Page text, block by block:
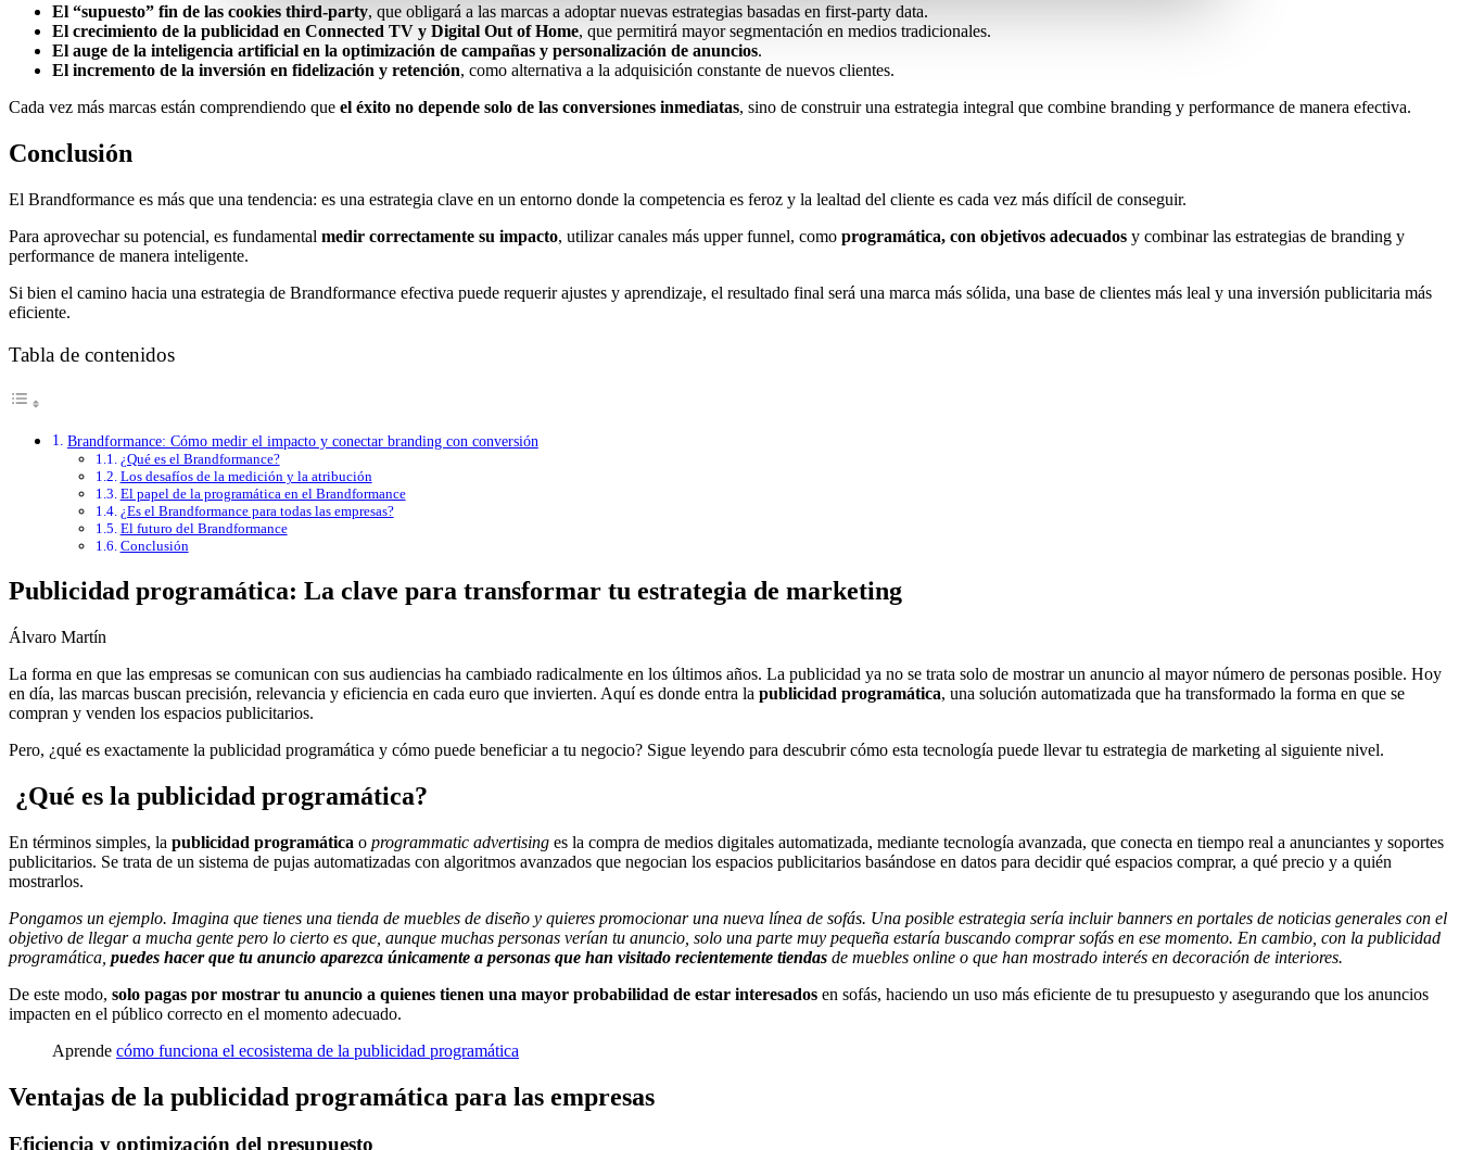
El “supuesto” fin de las cookies third-party, que obligará a las marcas a adoptar nuevas estrategias basadas en first-party data.
El crecimiento de la publicidad en Connected TV y Digital Out of Home, que permitirá mayor segmentación en medios tradicionales.
El auge de la inteligencia artificial en la optimización de campañas y personalización de anuncios.
El incremento de la inversión en fidelización y retención, como alternativa a la adquisición constante de nuevos clientes.
Cada vez más marcas están comprendiendo que el éxito no depende solo de las conversiones inmediatas, sino de construir una estrategia integral que combine branding y performance de manera efectiva.
Conclusión
El Brandformance es más que una tendencia: es una estrategia clave en un entorno donde la competencia es feroz y la lealtad del cliente es cada vez más difícil de conseguir.
Para aprovechar su potencial, es fundamental medir correctamente su impacto, utilizar canales más upper funnel, como programática, con objetivos adecuados y combinar las estrategias de branding y
performance de manera inteligente.
Si bien el camino hacia una estrategia de Brandformance efectiva puede requerir ajustes y aprendizaje, el resultado final será una marca más sólida, una base de clientes más leal y una inversión publicitaria más
eficiente.
Tabla de contenidos
Brandformance: Cómo medir el impacto y conectar branding con conversión
¿Qué es el Brandformance?
Los desafíos de la medición y la atribución
El papel de la programática en el Brandformance
¿Es el Brandformance para todas las empresas?
El futuro del Brandformance
Conclusión
Publicidad programática: La clave para transformar tu estrategia de marketing
Álvaro Martín
La forma en que las empresas se comunican con sus audiencias ha cambiado radicalmente en los últimos años. La publicidad ya no se trata solo de mostrar un anuncio al mayor número de personas posible. Hoy
en día, las marcas buscan precisión, relevancia y eficiencia en cada euro que invierten. Aquí es donde entra la publicidad programática, una solución automatizada que ha transformado la forma en que se
compran y venden los espacios publicitarios.
Pero, ¿qué es exactamente la publicidad programática y cómo puede beneficiar a tu negocio? Sigue leyendo para descubrir cómo esta tecnología puede llevar tu estrategia de marketing al siguiente nivel.
¿Qué es la publicidad programática?
En términos simples, la publicidad programática o programmatic advertising es la compra de medios digitales automatizada, mediante tecnología avanzada, que conecta en tiempo real a anunciantes y soportes
publicitarios. Se trata de un sistema de pujas automatizadas con algoritmos avanzados que negocian los espacios publicitarios basándose en datos para decidir qué espacios comprar, a qué precio y a quién
mostrarlos.
Pongamos un ejemplo. Imagina que tienes una tienda de muebles de diseño y quieres promocionar una nueva línea de sofás. Una posible estrategia sería incluir banners en portales de noticias generales con el
objetivo de llegar a mucha gente pero lo cierto es que, aunque muchas personas verían tu anuncio, solo una parte muy pequeña estaría buscando comprar sofás en ese momento. En cambio, con la publicidad
programática, puedes hacer que tu anuncio aparezca únicamente a personas que han visitado recientemente tiendas de muebles online o que han mostrado interés en decoración de interiores.
De este modo, solo pagas por mostrar tu anuncio a quienes tienen una mayor probabilidad de estar interesados en sofás, haciendo un uso más eficiente de tu presupuesto y asegurando que los anuncios
impacten en el público correcto en el momento adecuado.
Aprende cómo funciona el ecosistema de la publicidad programática
Ventajas de la publicidad programática para las empresas
Eficiencia y optimización del presupuesto